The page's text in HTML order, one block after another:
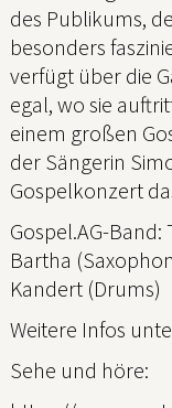
des Publikums,
besonders
verfügt über die
egal, wo sie
einem großen
der Sängerin
Gospelkonzert
Gospel.AG-
Bartha
Kandert (Drums)
Weitere Infos
Sehe und höre: